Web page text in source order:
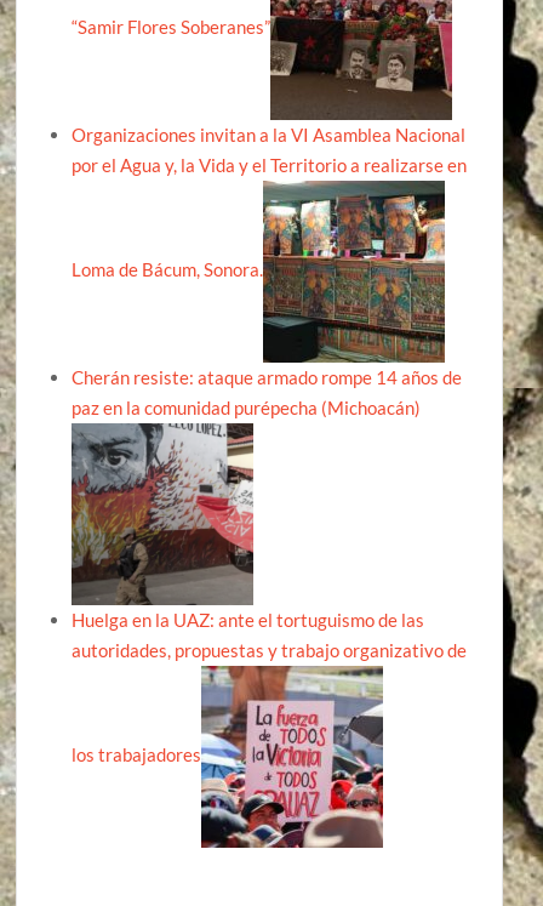
“Samir Flores Soberanes”
Organizaciones invitan a la VI Asamblea Nacional
por el Agua y, la Vida y el Territorio a realizarse en
Loma de Bácum, Sonora.
Cherán resiste: ataque armado rompe 14 años de
paz en la comunidad purépecha (Michoacán)
Huelga en la UAZ: ante el tortuguismo de las
autoridades, propuestas y trabajo organizativo de
los trabajadores